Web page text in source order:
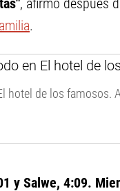
, afirmó después
.
hotel de los famosos.
y Salwe, 4:09.